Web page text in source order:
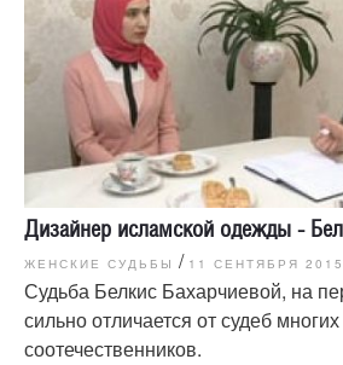
Дизайнер исламской одежды -
ЖЕНСКИЕ СУДЬБЫ / 11 СЕНТЯБРЯ 2015
Судьба Белкис Бахарчиевой, на
сильно отличается от судеб
соотечественников.